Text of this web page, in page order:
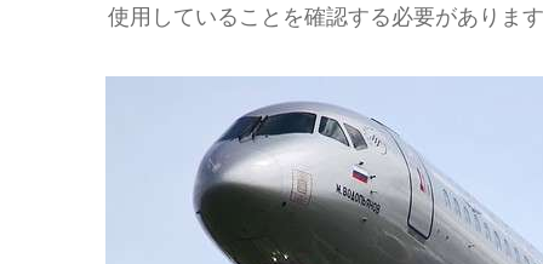
使用していることを確認する必要がありま